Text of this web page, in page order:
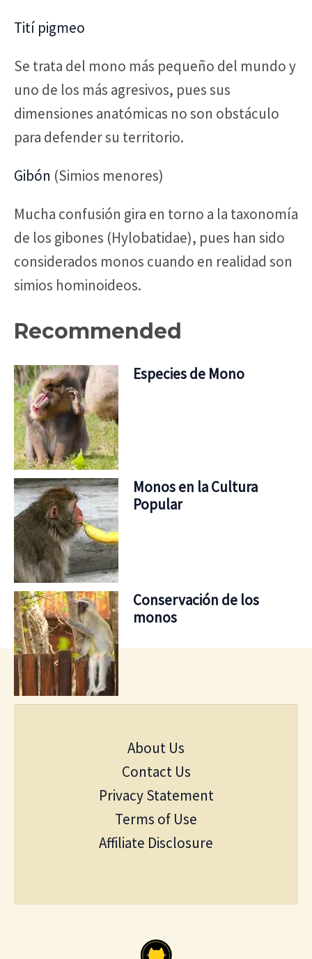
Tití pigmeo
Se trata del mono más pequeño del mundo y
uno de los más agresivos, pues sus
dimensiones anatómicas no son obstáculo
para defender su territorio.
Gibón (Simios menores)
Mucha confusión gira en torno a la taxonomía
de los gibones (Hylobatidae), pues han sido
considerados monos cuando en realidad son
simios hominoideos.
Recommended
Especies de Mono
Monos en la Cultura
Popular
Conservación de los
monos
About Us
Contact Us
Privacy Statement
Terms of Use
Affiliate Disclosure